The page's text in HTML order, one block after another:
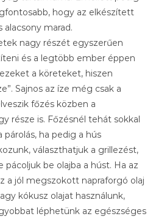
hogy az elkészített
alacsony marad.
nagy részét egyszerűen
és a legtöbb ember éppen
a köreteket, hiszen
Sajnos az íze még csak a
főzés közben a
része is. Főzésnél tehát sokkal
ha pedig a hús
választhatjuk a grillezést,
pácoljuk be olajba a húst. Ha az
a jól megszokott napraforgó olaj
kókusz olajat használunk,
léphetünk az egészséges